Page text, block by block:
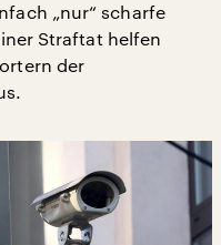
„nur“ scharfe
Straftat helfen
der